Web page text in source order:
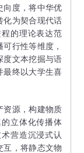
向度，将中华优
化为契合现代话
的理论表达范
行性等维度，
度文本挖掘与语
最终以大学生喜
源，构建物质
立体化传播体
营造沉浸式认
互，将静态文物